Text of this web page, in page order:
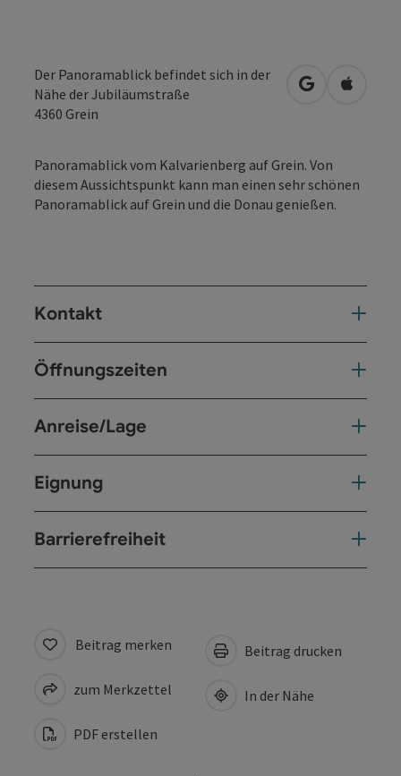
Der Panoramablick befindet sich in der
Nähe der Jubiläumstraße
4360 Grein
in Google
in
Panoramablick vom Kalvarienberg auf Grein. Von
diesem Aussichtspunkt kann man einen sehr schönen
Panoramablick auf Grein und die Donau genießen.
Kontakt
Öffnungszeiten
Anreise/Lage
Eignung
Barrierefreiheit
Beitrag merken
zum Merkzettel
PDF erstellen
Beitrag drucken
In der Nähe